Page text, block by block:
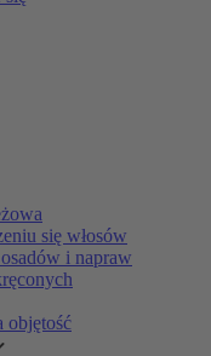
się włosów
i napraw
objętość